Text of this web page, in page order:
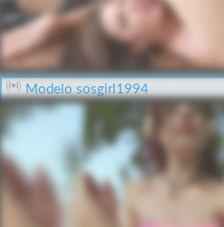
Modelo sosgirl1994